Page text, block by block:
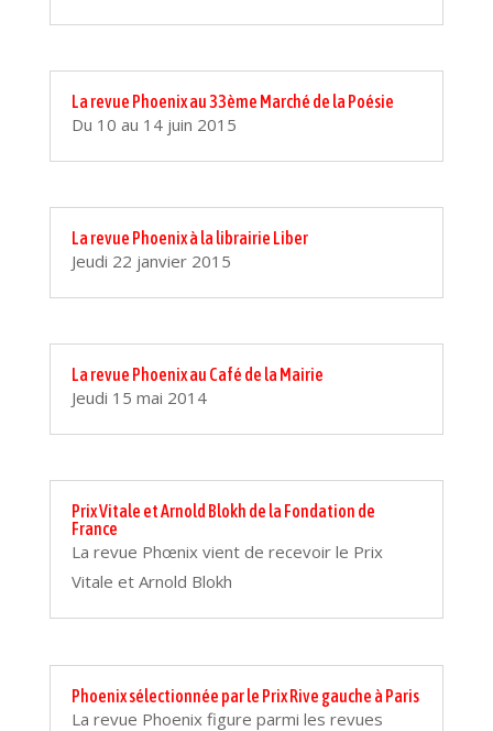
La revue Phoenix au 33ème Marché de la Poésie
Du 10 au 14 juin 2015
La revue Phoenix à la librairie Liber
Jeudi 22 janvier 2015
La revue Phoenix au Café de la Mairie
Jeudi 15 mai 2014
Prix Vitale et Arnold Blokh de la Fondation de
France
La revue Phœnix vient de recevoir le Prix
Vitale et Arnold Blokh
Phoenix sélectionnée par le Prix Rive gauche à Paris
La revue Phoenix figure parmi les revues